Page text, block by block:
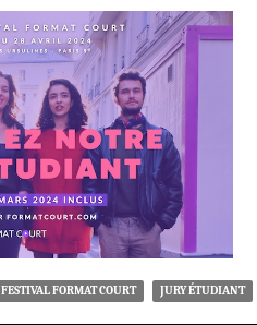
FESTIVAL FORMAT COURT JURY ÉTUDIANT